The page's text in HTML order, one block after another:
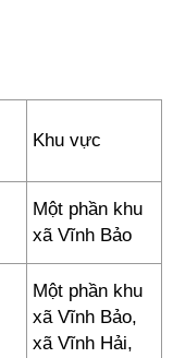
Khu vực
Một phần khu
xã Vĩnh Bảo
Một phần khu
xã Vĩnh Bảo,
xã Vĩnh Hải,